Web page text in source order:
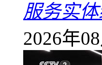
服务实
2026年